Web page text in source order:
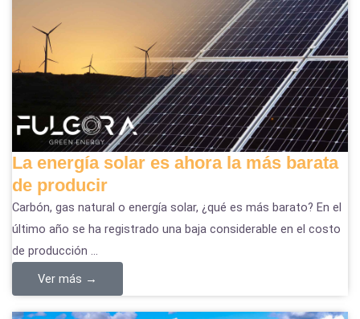
La energía solar es ahora la más barata
de producir
Carbón, gas natural o energía solar, ¿qué es más barato? En el
último año se ha registrado una baja considerable en el costo
de producción ...
Ver más →